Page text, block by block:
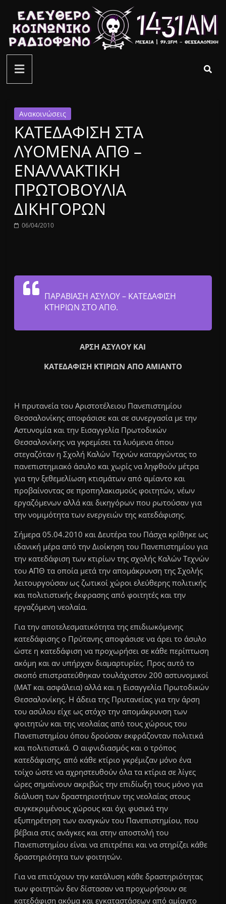
περιεχόμενο
ελεύθερο
κοινωνικό
ραδιόφωνο
1431AM
Ανακοινώσεις
ΚΑΤΕΔΑΦΙΣΗ ΣΤΑ
ΛΥΟΜΕΝΑ ΑΠΘ –
ΕΝΑΛΛΑΚΤΙΚΗ
ΠΡΩΤΟΒΟΥΛΙΑ
ΔΙΚΗΓΟΡΩΝ
06/04/2010
ΠΑΡΑΒΙΑΣΗ ΑΣΥΛΟΥ – ΚΑΤΕΔΑΦΙΣΗ
ΚΤΗΡΙΩΝ ΣΤΟ ΑΠΘ.
ΑΡΣΗ ΑΣΥΛΟΥ ΚΑΙ
ΚΑΤΕΔΑΦΙΣΗ ΚΤΙΡΙΩΝ ΑΠΟ ΑΜΙΑΝΤΟ
Η πρυτανεία του Αριστοτέλειου Πανεπιστημίου
Θεσσαλονίκης αποφάσισε και σε συνεργασία με την
Αστυνομία και την Εισαγγελία Πρωτοδικών
Θεσσαλονίκης να γκρεμίσει τα λυόμενα όπου
στεγαζόταν η Σχολή Καλών Τεχνών καταργώντας το
πανεπιστημιακό άσυλο και χωρίς να ληφθούν μέτρα
για την ξεθεμελίωση κτισμάτων από αμίαντο και
προβαίνοντας σε προπηλακισμούς φοιτητών, νέων
εργαζόμενων αλλά και δικηγόρων που ρωτούσαν για
την νομιμότητα των ενεργειών της κατεδάφισης.
Σήμερα 05.04.2010 και Δευτέρα του Πάσχα κρίθηκε ως
ιδανική μέρα από την Διοίκηση του Πανεπιστημίου για
την κατεδάφιση των κτιρίων της σχολής Καλών Τεχνών
του ΑΠΘ τα οποία μετά την απομάκρυνση της Σχολής
λειτουργούσαν ως ζωτικοί χώροι ελεύθερης πολιτικής
και πολιτιστικής έκφρασης από φοιτητές και την
εργαζόμενη νεολαία.
Για την αποτελεσματικότητα της επιδιωκόμενης
κατεδάφισης ο Πρύτανης αποφάσισε να άρει το άσυλο
ώστε η κατεδάφιση να προχωρήσει σε κάθε περίπτωση
ακόμη και αν υπήρχαν διαμαρτυρίες. Προς αυτό το
σκοπό επιστρατεύθηκαν τουλάχιστον 200 αστυνομικοί
(ΜΑΤ και ασφάλεια) αλλά και η Εισαγγελία Πρωτοδικών
Θεσσαλονίκης. Η άδεια της Πρυτανείας για την άρση
του ασύλου είχε ως στόχο την απομάκρυνση των
φοιτητών και της νεολαίας από τους χώρους του
Πανεπιστημίου όπου δρούσαν εκφράζονταν πολιτικά
και πολιτιστικά. Ο αιφνιδιασμός και ο τρόπος
κατεδάφισης, από κάθε κτίριο γκρέμιζαν μόνο ένα
τοίχο ώστε να αχρηστευθούν όλα τα κτίρια σε λίγες
ώρες σημαίνουν ακριβώς την επιδίωξη τους μόνο για
διάλυση των δραστηριοτήτων της νεολαίας στους
συγκεκριμένους χώρους και όχι φυσικά την
εξυπηρέτηση των αναγκών του Πανεπιστημίου, που
βέβαια στις ανάγκες και στην αποστολή του
Πανεπιστημίου είναι να επιτρέπει και να στηρίζει κάθε
δραστηριότητα των φοιτητών.
Για να επιτύχουν την κατάλυση κάθε δραστηριότητας
των φοιτητών δεν δίστασαν να προχωρήσουν σε
κατεδάφιση ακόμα και εγκαταστάσεων από αμίαντο